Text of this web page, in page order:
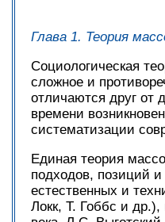
Глава 1. Теория
Социологическая
сложное и
отличаются друг от
времени
систематизации
Единая теория
подходов, позиций
естественных и
Локк, Т. Гоббс и